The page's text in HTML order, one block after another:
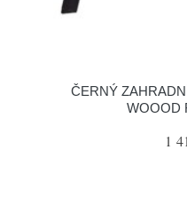
ČERNÝ
WOOOD
1